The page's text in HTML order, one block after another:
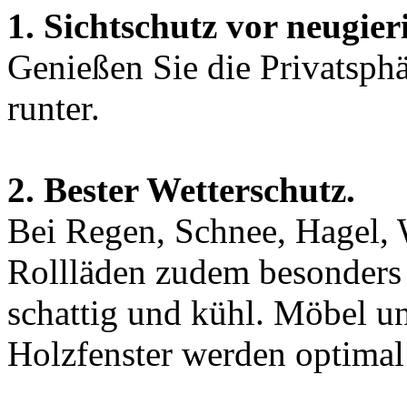
1. Sichtschutz vor
Genießen Sie die
runter.
2. Bester Wetterschutz.
Bei Regen, Schnee,
Rollläden zudem
schattig und kühl. Möbel
Holzfenster werden